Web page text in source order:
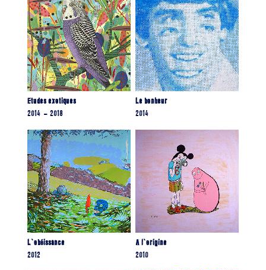
Etudes exotiques
2014 – 2018
Le bonheur
2014
L’obéissance
2012
A l’origine
2010